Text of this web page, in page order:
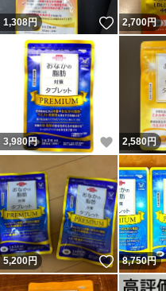
1,308円 いいね！
2,700円
3,980円 いいね！
2,580円
5,200円 いいね！
8,750円